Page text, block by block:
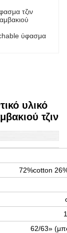
τζιν
ύφασμα
υλικό
τζιν
72%cotton
62/63»